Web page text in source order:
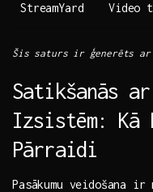
StreamYard Video
Šis saturs‌ ir ⁣ģenerēts ar
Satikšanās
Izsistēm: Kā
Pārraidi
Pasākumu veidošana